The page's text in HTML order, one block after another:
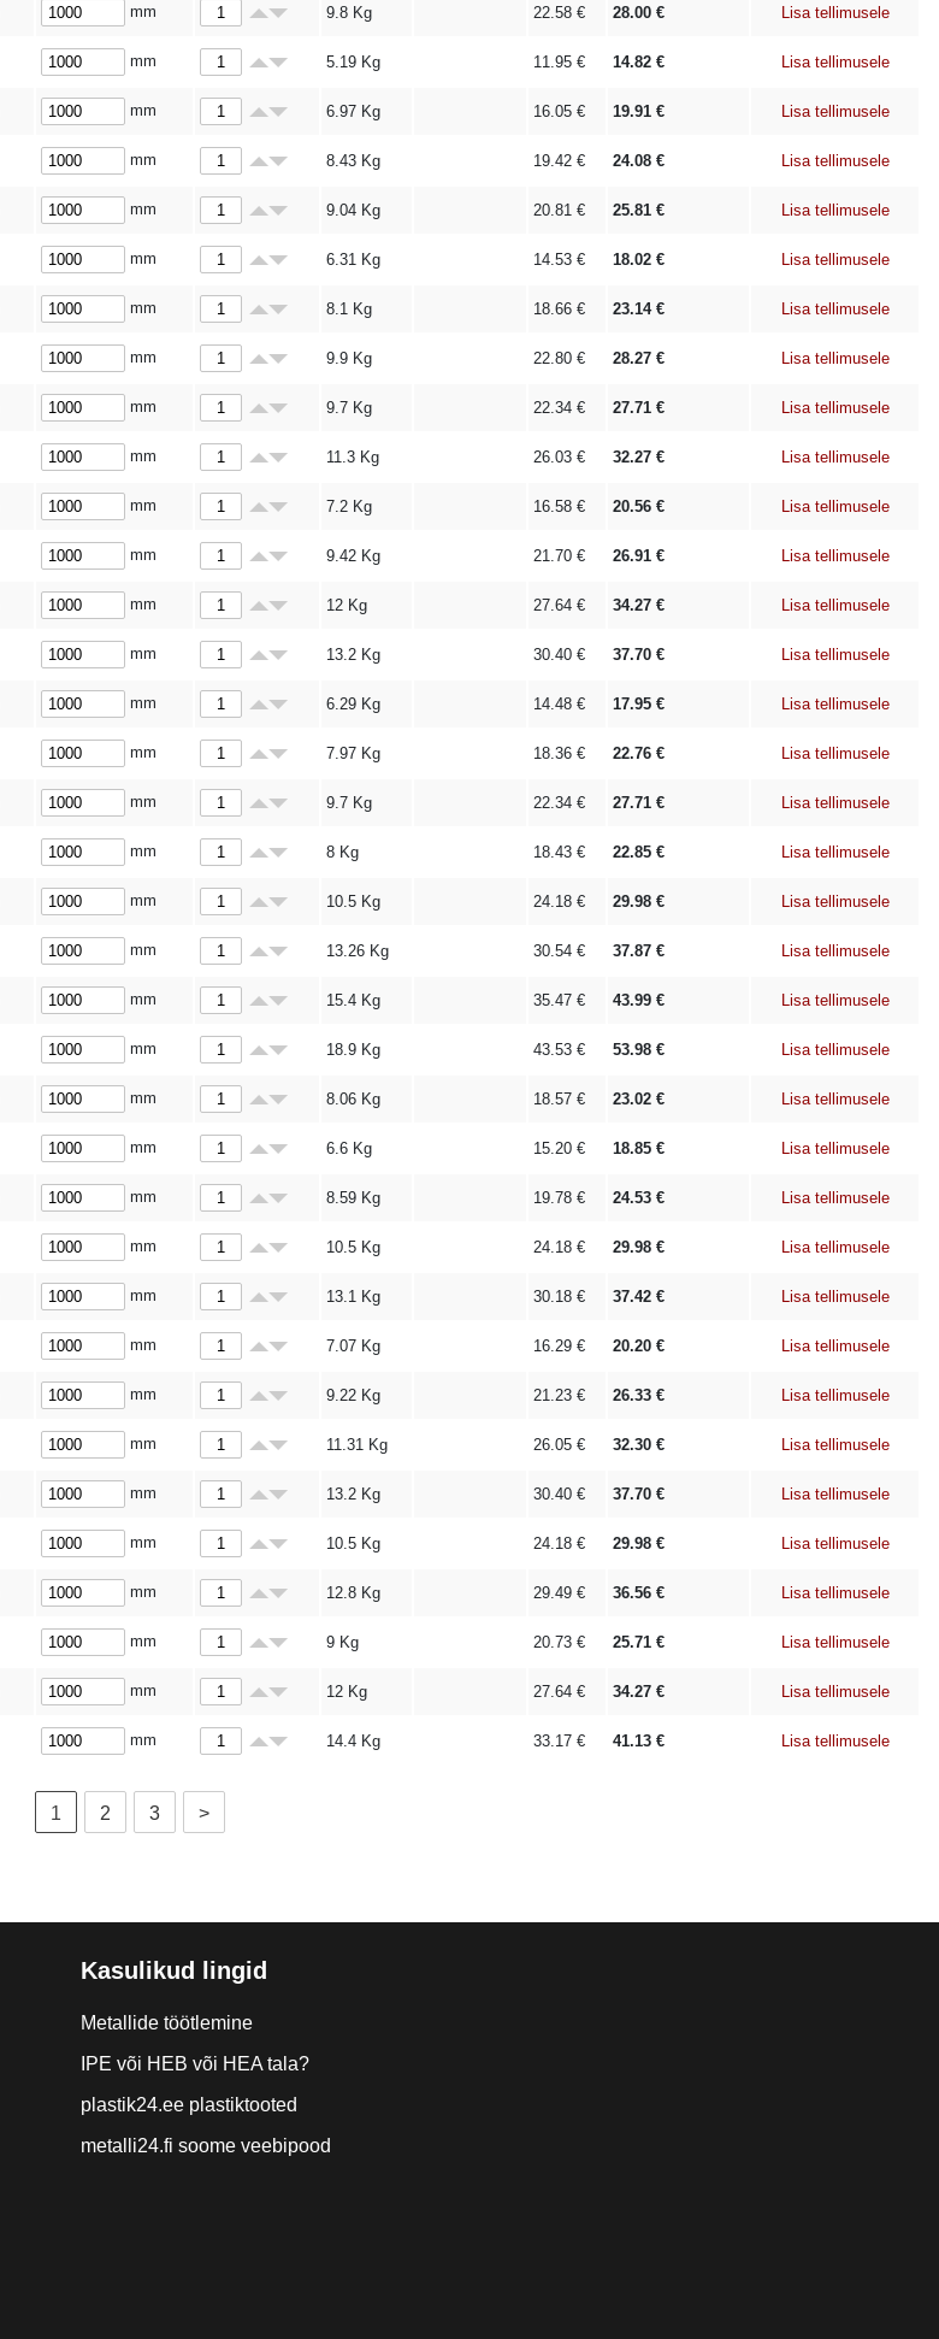
mm 9.8 Kg 22.58 € 28.00 € Lisa tellimusele
mm 5.19 Kg 11.95 € 14.82 € Lisa tellimusele
mm 6.97 Kg 16.05 € 19.91 € Lisa tellimusele
mm 8.43 Kg 19.42 € 24.08 € Lisa tellimusele
mm 9.04 Kg 20.81 € 25.81 € Lisa tellimusele
mm 6.31 Kg 14.53 € 18.02 € Lisa tellimusele
mm 8.1 Kg 18.66 € 23.14€ Lisa tellimusele
mm 9.9 Kg 22.80 € 28.27 € Lisa tellimusele
mm 9.7 Kg 22.34 € 27.71 € Lisa tellimusele
mm 11.3 Kg 26.03 € 32.27 € Lisa tellimusele
mm 7.2 Kg 16.58 € 20.56 € Lisa tellimusele
mm 9.42 Kg 21.70 € 26.91 € Lisa tellimusele
mm 12 Kg 27.64 € 34.27 € Lisa tellimusele
mm 13.2 Kg 30.40 € 37.70 € Lisa tellimusele
mm 6.29 Kg 14.48 € 17.95 € Lisa tellimusele
mm 7.97 Kg 18.36 € 22.76 € Lisa tellimusele
mm 9.7 Kg 22.34 € 27.71 € Lisa tellimusele
mm 8 Kg 18.43 € 22.85 € Lisa tellimusele
mm 10.5 Kg 24.18 € 29.98 € Lisa tellimusele
mm 13.26 Kg 30.54 € 37.87 € Lisa tellimusele
mm 15.4 Kg 35.47 € 43.99 € Lisa tellimusele
mm 18.9 Kg 43.53 € 53.98 € Lisa tellimusele
mm 8.06 Kg 18.57 € 23.02 € Lisa tellimusele
mm 6.6 Kg 15.20 € 18.85 € Lisa tellimusele
mm 8.59 Kg 19.78 € 24.53 € Lisa tellimusele
mm 10.5 Kg 24.18 € 29.98 € Lisa tellimusele
mm 13.1 Kg 30.18 € 37.42 € Lisa tellimusele
mm 7.07 Kg 16.29 € 20.20 € Lisa tellimusele
mm 9.22 Kg 21.23 € 26.33 € Lisa tellimusele
mm 11.31 Kg 26.05 € 32.30 € Lisa tellimusele
mm 13.2 Kg 30.40 € 37.70 € Lisa tellimusele
mm 10.5 Kg 24.18 € 29.98 € Lisa tellimusele
mm 12.8 Kg 29.49 € 36.56 € Lisa tellimusele
mm 9 Kg 20.73 € 25.71 € Lisa tellimusele
mm 12 Kg 27.64 € 34.27 € Lisa tellimusele
mm 14.4 Kg 33.17 € 41.13 € Lisa tellimusele
1 2 3 >
Kasulikud lingid
Metallide töötlemine
IPE või HEB või HEA tala?
plastik24.ee plastiktooted
metalli24.fi soome veebipood